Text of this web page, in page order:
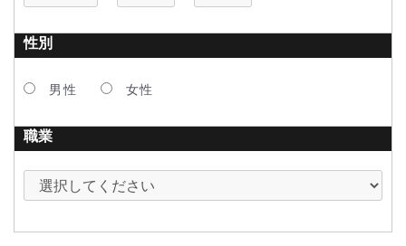
性別
男性 女性
職業